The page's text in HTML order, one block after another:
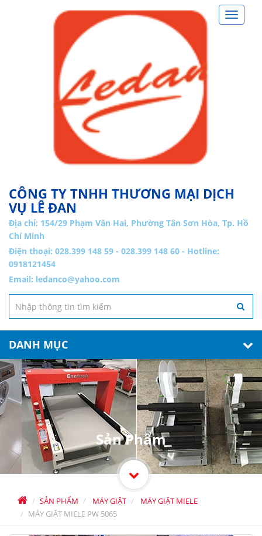
Toggle
CÔNG TY TNHH THƯƠNG MẠI DỊCH
VỤ LÊ ĐAN
Địa chỉ: 154/29 Phạm Văn Hai, Phường Tân Sơn Hòa, Tp. Hồ
Chí Minh
Điện thoại: 028.399 148 59 - 028.399 148 60 - Hotline:
0918121454
Email: ledanco@yahoo.com
DANH MỤC
SẢN PHẨM MÁY GIẶT
MÁY GIẶT MIELE
MÁY GIẶT MIELE PW 5065
Sản Phẩm